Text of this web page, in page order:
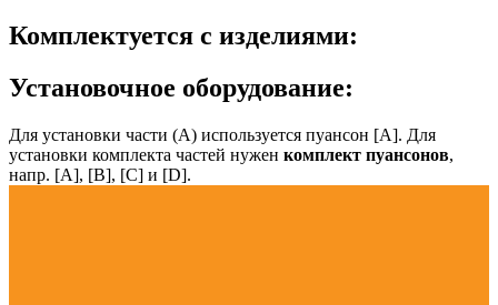
Комплектуется с изделиями:
Установочное оборудование:
Для установки части (А) используется пуансон [А]. Для
установки комплекта частей нужен комплект пуансонов,
напр. [А], [B], [С] и [D].